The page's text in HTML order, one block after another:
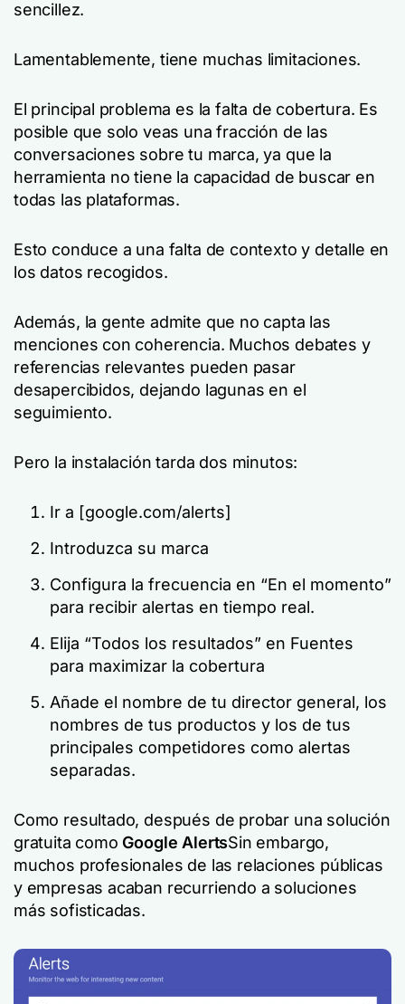
sencillez.
Lamentablemente, tiene muchas limitaciones.
El principal problema es la falta de cobertura. Es
posible que solo veas una fracción de las
conversaciones sobre tu marca, ya que la
herramienta no tiene la capacidad de buscar en
todas las plataformas.
Esto conduce a una falta de contexto y detalle en
los datos recogidos.
Además, la gente admite que no capta las
menciones con coherencia. Muchos debates y
referencias relevantes pueden pasar
desapercibidos, dejando lagunas en el
seguimiento.
Pero la instalación tarda dos minutos:
Ir a [google.com/alerts]
Introduzca su marca
Configura la frecuencia en “En el momento”
para recibir alertas en tiempo real.
Elija “Todos los resultados” en Fuentes
para maximizar la cobertura
Añade el nombre de tu director general, los
nombres de tus productos y los de tus
principales competidores como alertas
separadas.
Como resultado, después de probar una solución
gratuita como Google AlertsSin embargo,
muchos profesionales de las relaciones públicas
y empresas acaban recurriendo a soluciones
más sofisticadas.